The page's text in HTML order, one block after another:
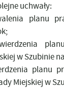
uchwały:
planu
w Szubinie
planu
Miejskiej w